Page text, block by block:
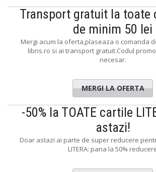
Transport gratuit la toate
de minim 50 lei
Mergi acum la oferta,plaseaza o comanda
libris.ro si ai transport gratuit.Codul
necesar.
MERGI LA OFERTA
-50% la TOATE cartile
astazi!
Doar astazi ai parte de super reducere
LITERA: pana la 50%